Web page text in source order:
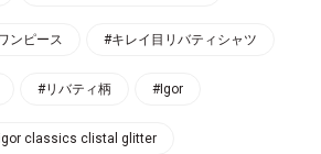
ンピース #キレイ目リバティシャツ
#リバティ柄 #Igor
classics clistal glitter